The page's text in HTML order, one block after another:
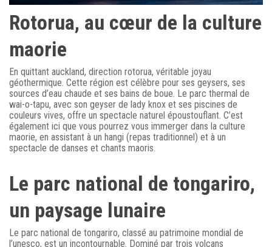
Rotorua, au cœur de la culture
maorie
En quittant auckland, direction rotorua, véritable joyau
géothermique. Cette région est célèbre pour ses geysers, ses
sources d’eau chaude et ses bains de boue. Le parc thermal de
wai-o-tapu, avec son geyser de lady knox et ses piscines de
couleurs vives, offre un spectacle naturel époustouflant. C’est
également ici que vous pourrez vous immerger dans la culture
maorie, en assistant à un hangi (repas traditionnel) et à un
spectacle de danses et chants maoris.
Le parc national de tongariro,
un paysage lunaire
Le parc national de tongariro, classé au patrimoine mondial de
l’unesco, est un incontournable. Dominé par trois volcans